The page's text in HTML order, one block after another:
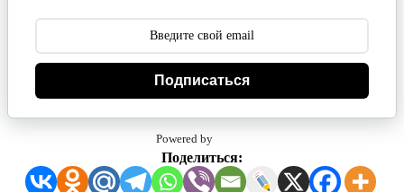
Подписаться
Powered by
Поделиться: